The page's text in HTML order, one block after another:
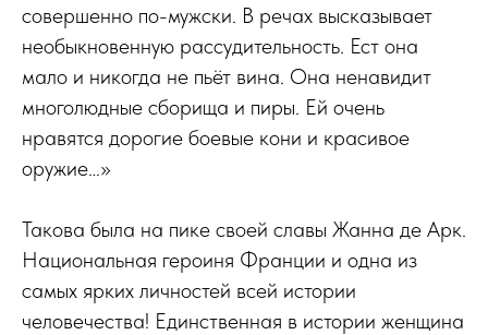
совершенно по-мужски. В речах высказывает
необыкновенную рассудительность. Ест она
мало и никогда не пьёт вина. Она ненавидит
многолюдные сборища и пиры. Ей очень
нравятся дорогие боевые кони и красивое
оружие…»
Такова была на пике своей славы Жанна де Арк.
Национальная героиня Франции и одна из
самых ярких личностей всей истории
человечества! Единственная в истории женщина